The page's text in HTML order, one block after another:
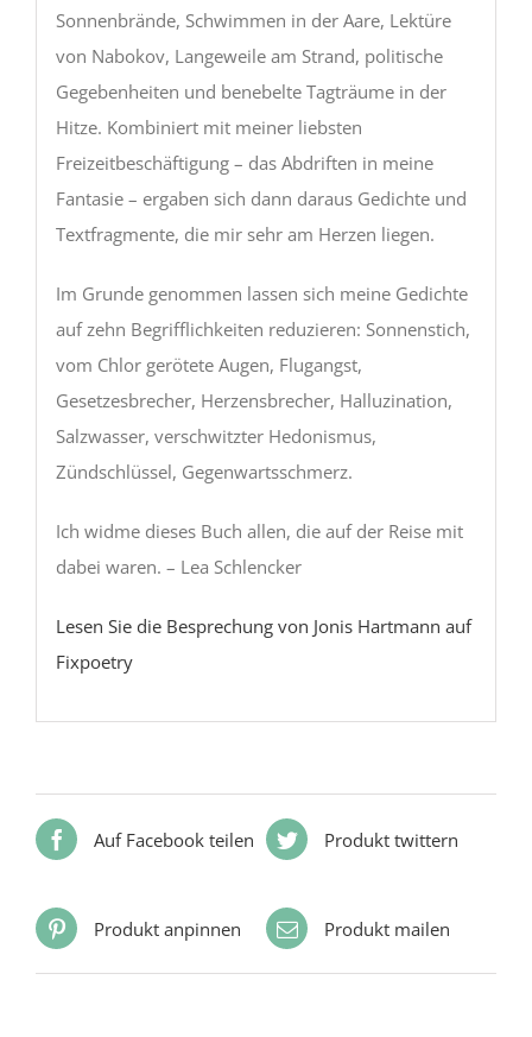
Sonnenbrände, Schwimmen in der Aare, Lektüre
von Nabokov, Langeweile am Strand, politische
Gegebenheiten und benebelte Tagträume in der
Hitze. Kombiniert mit meiner liebsten
Freizeitbeschäftigung – das Abdriften in meine
Fantasie – ergaben sich dann daraus Gedichte und
Textfragmente, die mir sehr am Herzen liegen.
Im Grunde genommen lassen sich meine Gedichte
auf zehn Begrifflichkeiten reduzieren: Sonnenstich,
vom Chlor gerötete Augen, Flugangst,
Gesetzesbrecher, Herzensbrecher, Halluzination,
Salzwasser, verschwitzter Hedonismus,
Zündschlüssel, Gegenwartsschmerz.
Ich widme dieses Buch allen, die auf der Reise mit
dabei waren. – Lea Schlencker
Lesen Sie die Besprechung von Jonis Hartmann auf
Fixpoetry
Auf Facebook teilen Produkt twittern
Produkt anpinnen Produkt mailen